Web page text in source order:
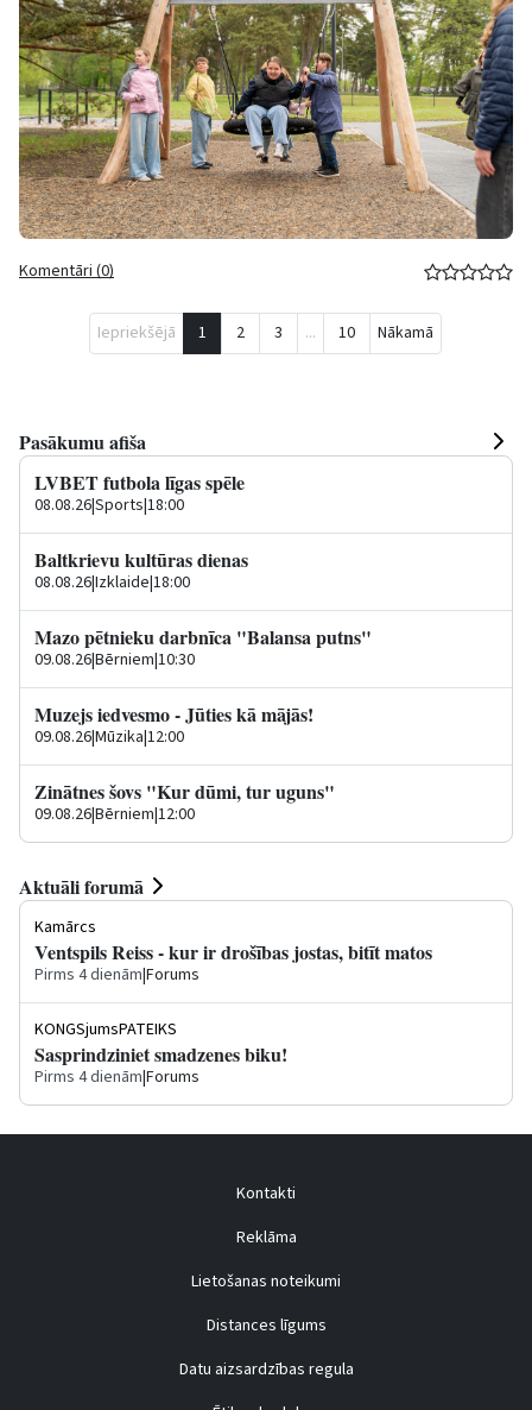
Komentāri (0)
Iepriekšējā 1 2 3 ... 10 Nākamā
Pasākumu afiša
LVBET futbola līgas spēle
08.08.26|Sports|18:00
Baltkrievu kultūras dienas
08.08.26|Izklaide|18:00
Mazo pētnieku darbnīca "Balansa putns"
09.08.26|Bērniem|10:30
Muzejs iedvesmo - Jūties kā mājās!
09.08.26|Mūzika|12:00
Zinātnes šovs "Kur dūmi, tur uguns"
09.08.26|Bērniem|12:00
Aktuāli forumā
Kamārcs
Ventspils Reiss - kur ir drošības jostas, bitīt matos
Pirms 4 dienām|Forums
KONGSjumsPATEIKS
Sasprindziniet smadzenes biku!
Pirms 4 dienām|Forums
Kontakti
Reklāma
Lietošanas noteikumi
Distances līgums
Datu aizsardzības regula